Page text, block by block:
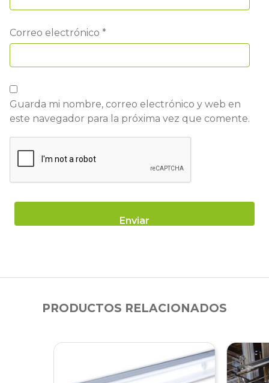
Correo electrónico *
Guarda mi nombre, correo electrónico y web en
este navegador para la próxima vez que comente.
PRODUCTOS RELACIONADOS